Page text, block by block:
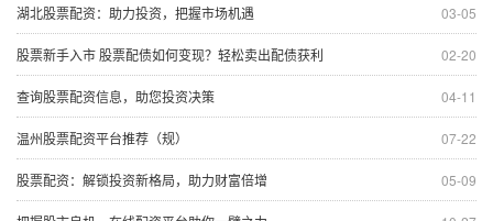
03-05
湖北股票配资：助力投资，把握市场机遇
02-20
股票新手入市 股票配债如何变现？轻松卖出配债获利
04-11
查询股票配资信息，助您投资决策
07-22
温州股票配资平台推荐（规）
05-09
股票配资：解锁投资新格局，助力财富倍增